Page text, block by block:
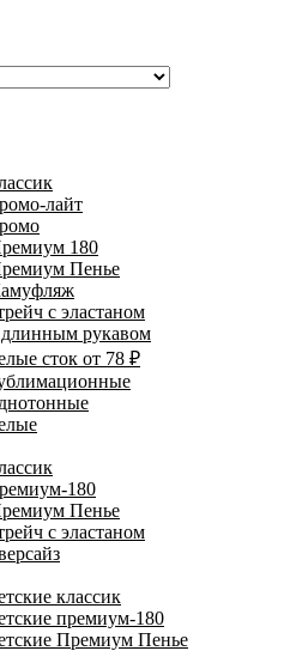
лайт
180
Пенье
с эластаном
рукавом
сток от 78 ₽
180
Пенье
с эластаном
классик
премиум-180
Премиум Пенье